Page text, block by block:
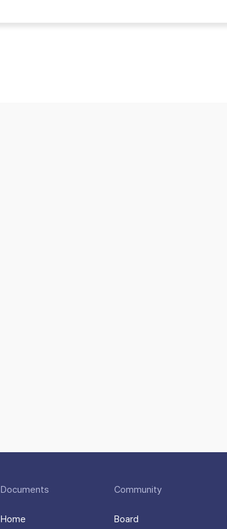
Documents
Home
Community
Board